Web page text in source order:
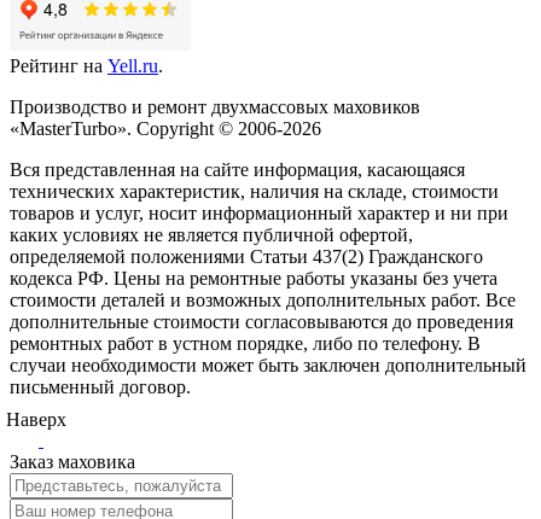
Рейтинг на Yell.ru.
Производство и ремонт двухмассовых маховиков
«MasterTurbo». Copyright © 2006-2026
Вся представленная на сайте информация, касающаяся
технических характеристик, наличия на складе, стоимости
товаров и услуг, носит информационный характер и ни при
каких условиях не является публичной офертой,
определяемой положениями Статьи 437(2) Гражданского
кодекса РФ. Цены на ремонтные работы указаны без учета
стоимости деталей и возможных дополнительных работ. Все
дополнительные стоимости согласовываются до проведения
ремонтных работ в устном порядке, либо по телефону. В
случаи необходимости может быть заключен дополнительный
письменный договор.
Наверх
Заказ маховика